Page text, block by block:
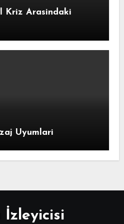
Kriz Arasindaki
Uyumlari
İzleyicisi